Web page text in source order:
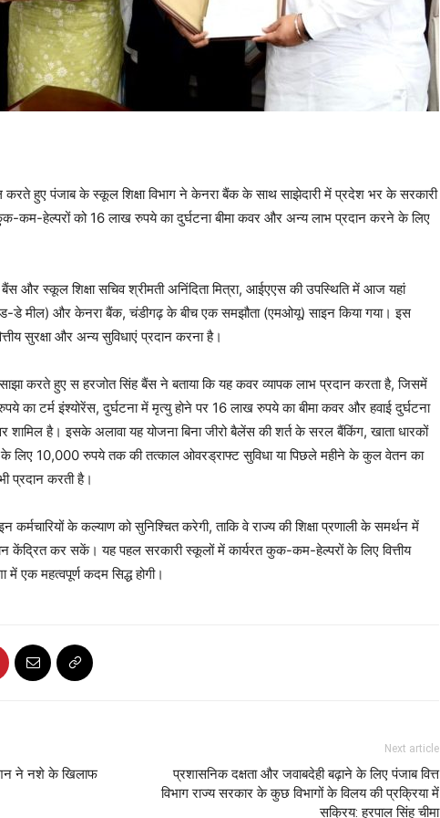
हुए पंजाब के स्कूल शिक्षा विभाग ने केनरा बैंक के साथ साझेदारी में प्रदेश भर के सरकारी
कम-हेल्परों को 16 लाख रुपये का दुर्घटना बीमा कवर और अन्य लाभ प्रदान करने के लिए
और स्कूल शिक्षा सचिव श्रीमती अनिंदिता मित्रा, आईएएस की उपस्थिति में आज यहां
डे मील) और केनरा बैंक, चंडीगढ़ के बीच एक समझौता (एमओयू) साइन किया गया। इस
सुरक्षा और अन्य सुविधाएं प्रदान करना है।
करते हुए स हरजोत सिंह बैंस ने बताया कि यह कवर व्यापक लाभ प्रदान करता है, जिसमें
का टर्म इंश्योरेंस, दुर्घटना में मृत्यु होने पर 16 लाख रुपये का बीमा कवर और हवाई दुर्घटना
शामिल है। इसके अलावा यह योजना बिना जीरो बैलेंस की शर्त के सरल बैंकिंग, खाता धारकों
के लिए 10,000 रुपये तक की तत्काल ओवरड्राफ्ट सुविधा या पिछले महीने के कुल वेतन का
प्रदान करती है।
के कल्याण को सुनिश्चित करेगी, ताकि वे राज्य की शिक्षा प्रणाली के समर्थन में
केंद्रित कर सकें। यह पहल सरकारी स्कूलों में कार्यरत कुक-कम-हेल्परों के लिए वित्तीय
में एक महत्वपूर्ण कदम सिद्ध होगी।
ने नशे के खिलाफ
Next article
प्रशासनिक दक्षता और जवाबदेही बढ़ाने के लिए पंजाब वित्त
विभाग राज्य सरकार के कुछ विभागों के विलय की प्रक्रिया में
सक्रिय: हरपाल सिंह चीमा